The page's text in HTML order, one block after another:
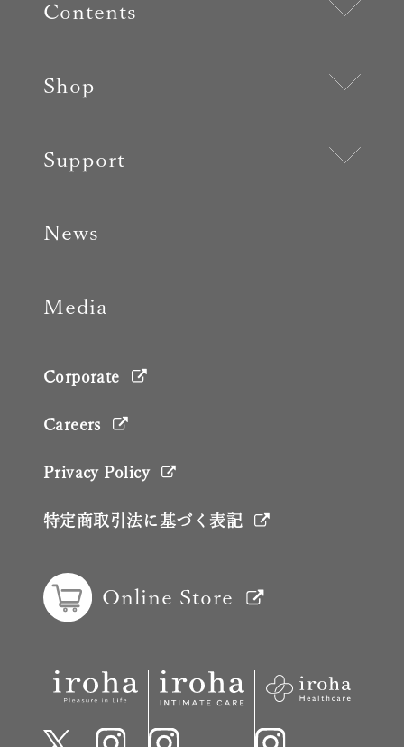
Contents
Shop
Support
News
Media
Online Store
Corporate
Careers
Privacy Policy
特定商取引法に基づく表記